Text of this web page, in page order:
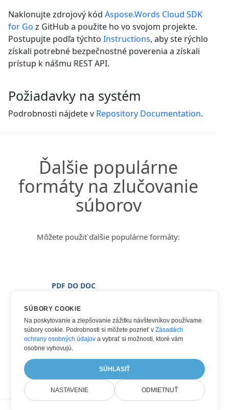
Naklonujte zdrojový kód Aspose.Words Cloud SDK
for Go z GitHub a použite ho vo svojom projekte.
Postupujte podľa týchto Instructions, aby ste rýchlo
získali potrebné bezpečnostné poverenia a získali
prístup k nášmu REST API.
Požiadavky na systém
Podrobnosti nájdete v Repository Documentation.
Ďalšie populárne
formáty na zlučovanie
súborov
Môžete použiť ďalšie populárne formáty:
PDF DO DOC
PDF DO OBRÁZOK
PDF DO JPG
PDF DO PNG
PDF DO WORD
SÚBORY COOKIE
Na poskytovanie a zlepšovanie zážitku návštevníkov používame
súbory cookie. Podrobnosti si môžete pozrieť vZásadách
ochrany osobných údajov a vybrať si možnosti, ktoré vám
osobne vyhovujú.
SÚHLASIŤ
NASTAVENIE ODMIETNUŤ